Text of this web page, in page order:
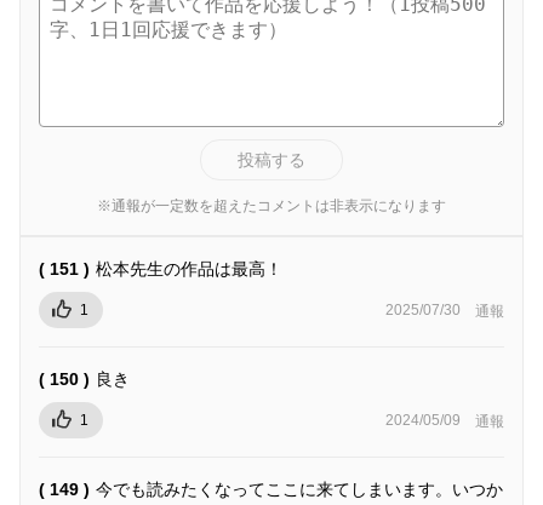
投稿する
※通報が一定数を超えたコメントは非表示になります
( 151 ) 松本先生の作品は最高！
1 2025/07/30 通報
( 150 ) 良き
1 2024/05/09 通報
( 149 ) 今でも読みたくなってここに来てしまいます。いつか